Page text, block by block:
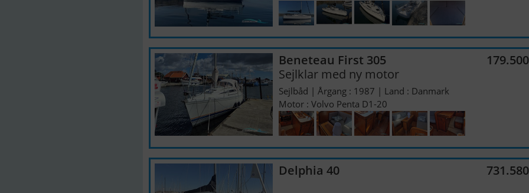
Beneteau First 305
Sejlklar med ny motor
Sejlbåd | Årgang : 1987 | Land : Danmark
Motor : Volvo Penta D1-20
Delphia 40